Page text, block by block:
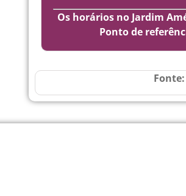
Os horários no Jardim
Ponto de
Fonte: